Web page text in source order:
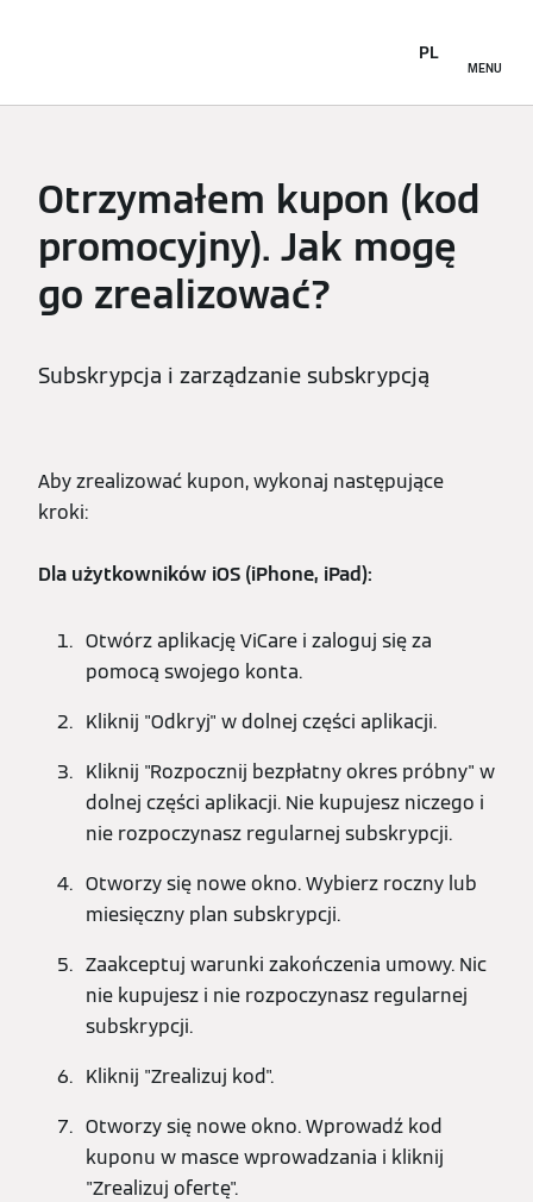
MENU
PL
Otrzymałem kupon (kod
promocyjny). Jak mogę
go zrealizować?
Subskrypcja i zarządzanie subskrypcją
Aby zrealizować kupon, wykonaj następujące
kroki:
Dla użytkowników iOS (iPhone, iPad):
Otwórz aplikację ViCare i zaloguj się za
pomocą swojego konta.
Kliknij "Odkryj" w dolnej części aplikacji.
Kliknij "Rozpocznij bezpłatny okres próbny" w
dolnej części aplikacji. Nie kupujesz niczego i
nie rozpoczynasz regularnej subskrypcji.
Otworzy się nowe okno. Wybierz roczny lub
miesięczny plan subskrypcji.
Zaakceptuj warunki zakończenia umowy. Nic
nie kupujesz i nie rozpoczynasz regularnej
subskrypcji.
Kliknij "Zrealizuj kod".
Otworzy się nowe okno. Wprowadź kod
kuponu w masce wprowadzania i kliknij
"Zrealizuj ofertę".